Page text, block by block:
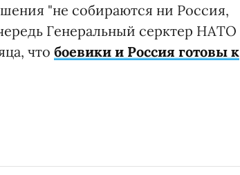
"не собираются ни Россия,
Генеральный серктер НАТО
что боевики и Россия готовы к